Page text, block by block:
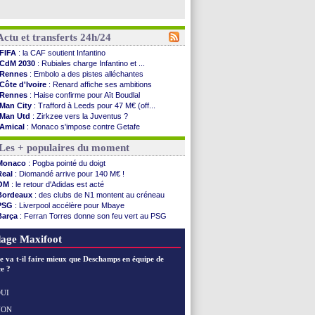
et transferts 24h/24
FIFA : la CAF soutient Infantino
CdM 2030 : Rubiales charge Infantino et ...
Rennes : Embolo a des pistes alléchantes
Côte d'Ivoire : Renard affiche ses ambitions
Rennes : Haise confirme pour Aït Boudlal
Man City : Trafford à Leeds pour 47 M€ (off...
Man Utd : Zirkzee vers la Juventus ?
Amical : Monaco s'impose contre Getafe
Nantes: Der Zakarian et sa relation avec Kita
OM: le club prêt à libérer Kondogbia ?
Monaco: le message touchant d'Akliouche
FIFA: Tebas en remet une couche
FIFA : l'UEFA maintient la pression
PSG: Tebas encense Luis Enrique
Real: Vinicius jusqu'en 2032 (officiel)
Lyon: Mangala va rejoindre Getafe
OM: une offre refusée pour Aguerd
Troyes: Junior Diaz jusqu'en 2030 (officiel)
OM : une offre pour Bulka
PSG
Arsenal
+ populaires du moment
: Pogba pointé du doigt
: Diomandé arrive pour 140 M€ !
: le retour d'Adidas est acté
: des clubs de N1 montent au créneau
: Liverpool accélère pour Mbaye
: Ferran Torres donne son feu vert au PSG
City: Rodri préfère le Barça au Real !
Maxifoot
va t-il faire mieux que Deschamps en équipe de
?